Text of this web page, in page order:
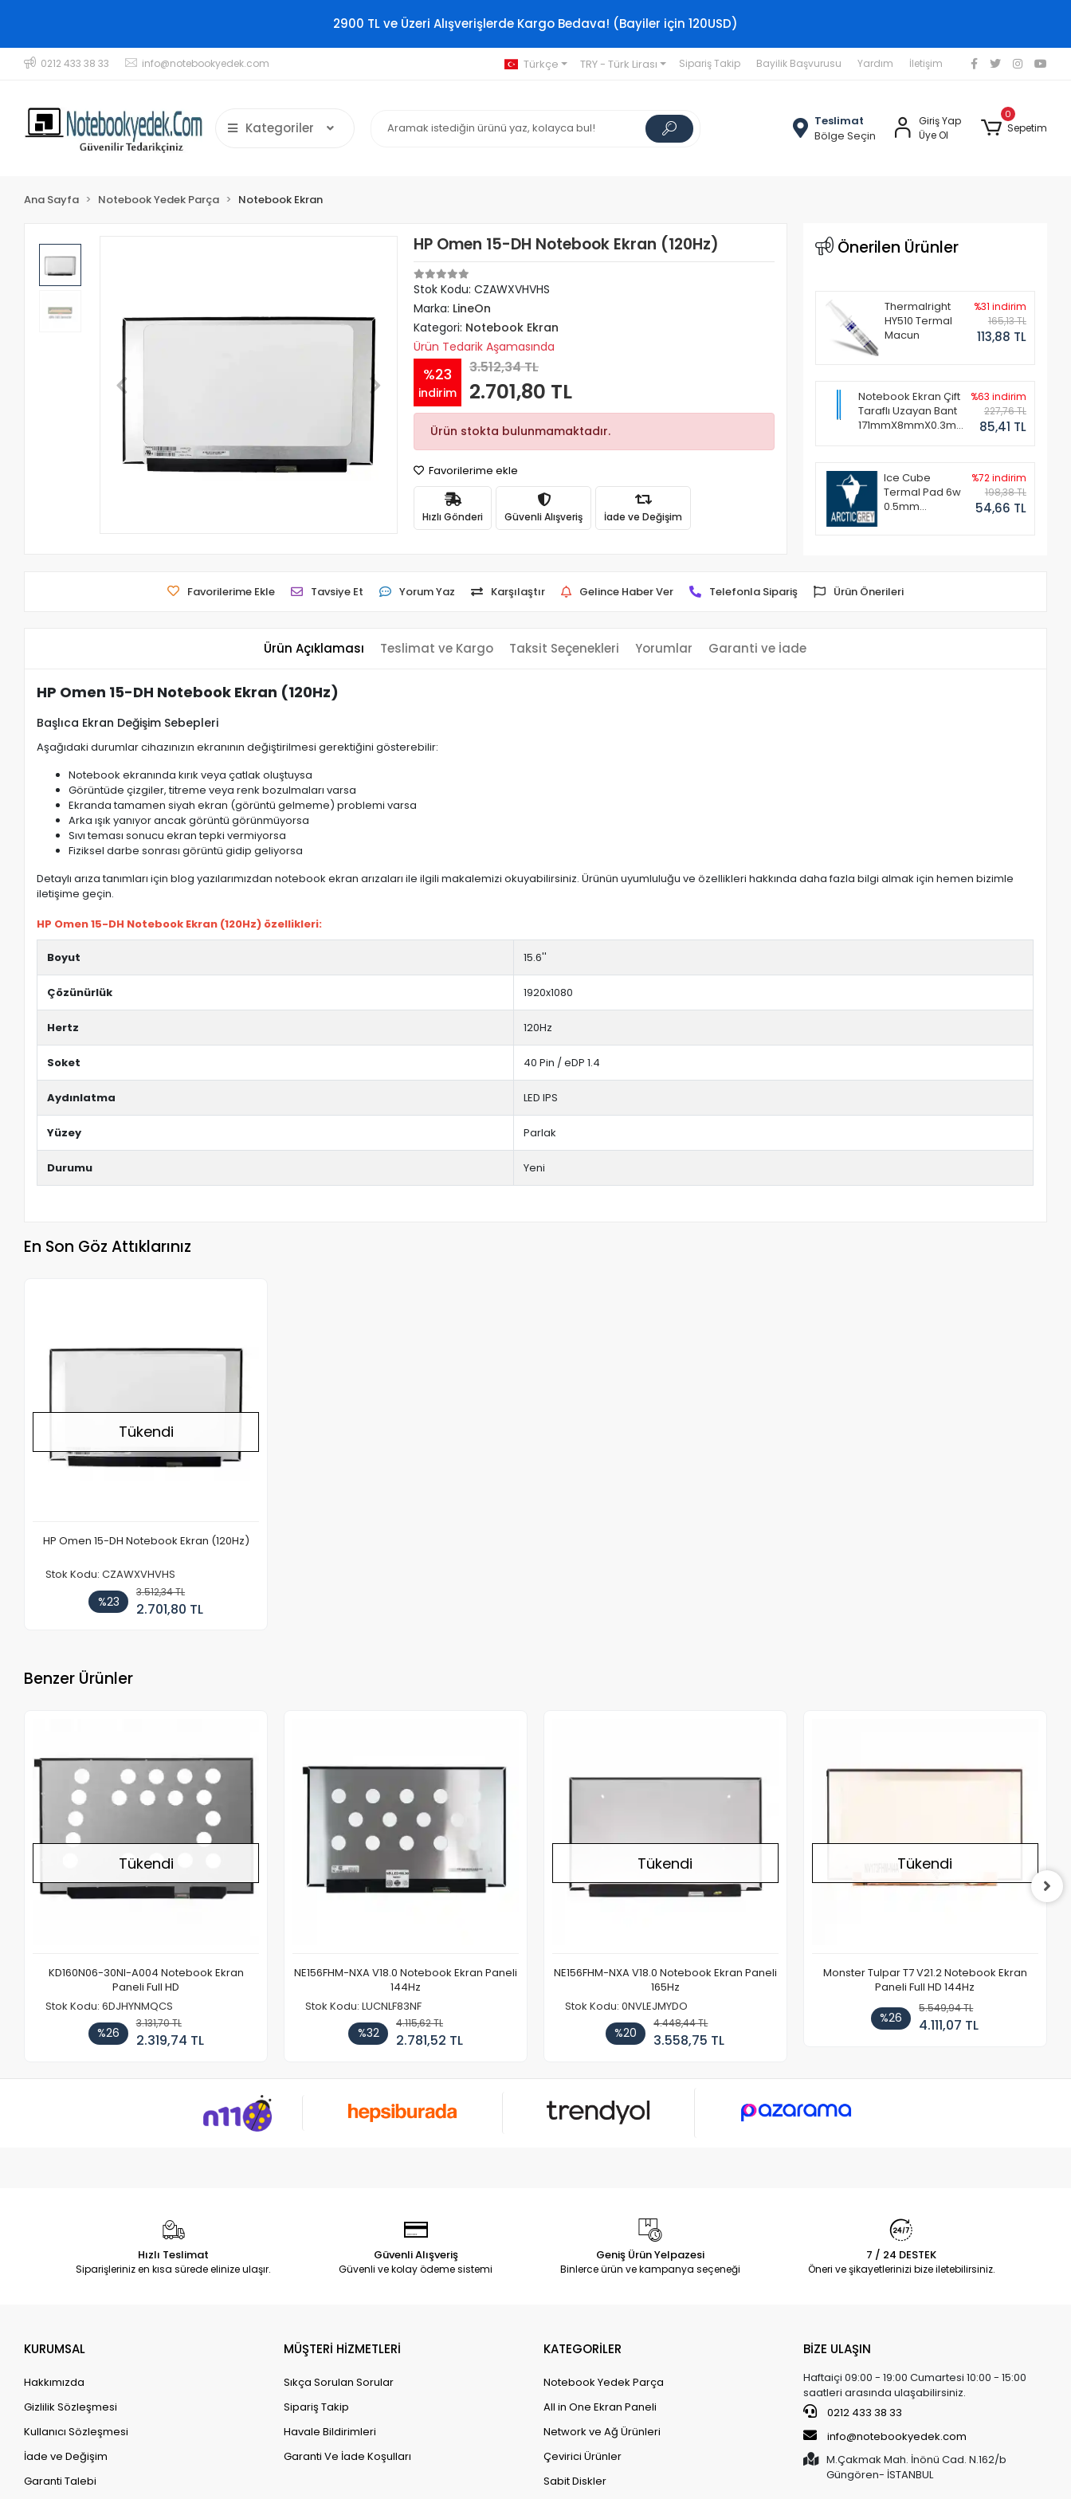
2900 TL ve Üzeri Alışverişlerde Kargo Bedava! (Bayiler için 120USD)
0212 433 38 33 info@notebookyedek.com Türkçe TRY - Türk Lirası Sipariş Takip Bayilik Başvurusu Yardım İletişim
Kategoriler
Teslimat
Bölge Seçin
Giriş Yap
Üye Ol
0
Sepetim
Ana Sayfa Notebook Yedek Parça Notebook Ekran
HP Omen 15-DH Notebook Ekran (120Hz)
Stok Kodu: CZAWXVHVHS
Marka: LineOn
Kategori: Notebook Ekran
Ürün Tedarik Aşamasında
%23
indirim
3.512,34 TL
2.701,80 TL
Ürün stokta bulunmamaktadır.
Favorilerime ekle
Hızlı Gönderi Güvenli Alışveriş İade ve Değişim
Önerilen Ürünler
Thermalright
HY510 Termal
Macun
%31 indirim
165,13 TL
113,88 TL
Notebook Ekran Çift
Taraflı Uzayan Bant
171mmX8mmX0.3mm
%63 indirim
227,76 TL
85,41 TL
Ice Cube
Termal Pad 6w
0.5mm
%72 indirim
198,38 TL
54,66 TL
Favorilerime Ekle Tavsiye Et Yorum Yaz Karşılaştır Gelince Haber Ver Telefonla Sipariş Ürün Önerileri
Ürün Açıklaması Teslimat ve Kargo Taksit Seçenekleri Yorumlar Garanti ve İade
HP Omen 15-DH Notebook Ekran (120Hz)
Başlıca Ekran Değişim Sebepleri
Aşağıdaki durumlar cihazınızın ekranının değiştirilmesi gerektiğini gösterebilir:
Notebook ekranında kırık veya çatlak oluştuysa
Görüntüde çizgiler, titreme veya renk bozulmaları varsa
Ekranda tamamen siyah ekran (görüntü gelmeme) problemi varsa
Arka ışık yanıyor ancak görüntü görünmüyorsa
Sıvı teması sonucu ekran tepki vermiyorsa
Fiziksel darbe sonrası görüntü gidip geliyorsa
Detaylı arıza tanımları için blog yazılarımızdan notebook ekran arızaları ile ilgili makalemizi okuyabilirsiniz. Ürünün uyumluluğu ve özellikleri hakkında daha fazla bilgi almak için hemen bizimle
iletişime geçin.
HP Omen 15-DH Notebook Ekran (120Hz) özellikleri:
Boyut 15.6''
Çözünürlük 1920x1080
Hertz 120Hz
Soket 40 Pin / eDP 1.4
Aydınlatma LED IPS
Yüzey Parlak
Durumu Yeni
En Son Göz Attıklarınız
Tükendi
HP Omen 15-DH Notebook Ekran (120Hz)
Stok Kodu: CZAWXVHVHS
%23
3.512,34 TL
2.701,80 TL
Benzer Ürünler
Tükendi
KD160N06-30NI-A004 Notebook Ekran
Paneli Full HD
Stok Kodu: 6DJHYNMQCS
%26
3.131,70 TL
2.319,74 TL
NE156FHM-NXA V18.0 Notebook Ekran Paneli
144Hz
Stok Kodu: LUCNLF83NF
%32
4.115,62 TL
2.781,52 TL
Tükendi
NE156FHM-NXA V18.0 Notebook Ekran Paneli
165Hz
Stok Kodu: 0NVLEJMYDO
%20
4.448,44 TL
3.558,75 TL
Tükendi
Monster Tulpar T7 V21.2 Notebook Ekran
Paneli Full HD 144Hz
%26
5.549,94 TL
4.111,07 TL
Hızlı Teslimat
Siparişleriniz en kısa sürede elinize ulaşır.
Güvenli Alışveriş
Güvenli ve kolay ödeme sistemi
Geniş Ürün Yelpazesi
Binlerce ürün ve kampanya seçeneği
7 / 24 DESTEK
Öneri ve şikayetlerinizi bize iletebilirsiniz.
KURUMSAL
Hakkımızda
Gizlilik Sözleşmesi
Kullanıcı Sözleşmesi
İade ve Değişim
Garanti Talebi
MÜŞTERİ HİZMETLERİ
Sıkça Sorulan Sorular
Sipariş Takip
Havale Bildirimleri
Garanti Ve İade Koşulları
KATEGORİLER
Notebook Yedek Parça
All in One Ekran Paneli
Network ve Ağ Ürünleri
Çevirici Ürünler
Sabit Diskler
BİZE ULAŞIN
Haftaiçi 09:00 - 19:00 Cumartesi 10:00 - 15:00
saatleri arasında ulaşabilirsiniz.
0212 433 38 33
info@notebookyedek.com
M.Çakmak Mah. İnönü Cad. N.162/b
Güngören- İSTANBUL